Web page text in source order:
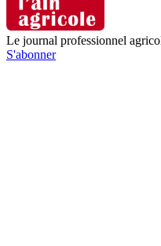
Le journal professionnel
S'abonner